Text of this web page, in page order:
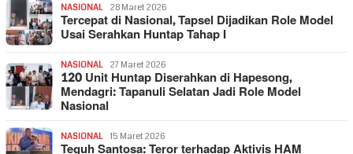
NASIONAL 28 Maret 2026
Tercepat di Nasional, Tapsel Dijadikan Role Model
Usai Serahkan Huntap Tahap I
NASIONAL 27 Maret 2026
120 Unit Huntap Diserahkan di Hapesong,
Mendagri: Tapanuli Selatan Jadi Role Model
Nasional
NASIONAL 15 Maret 2026
Teguh Santosa: Teror terhadap Aktivis HAM